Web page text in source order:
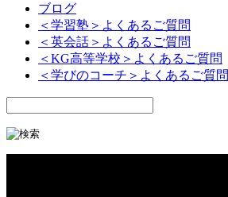
ブログ
＜学習塾＞よくあるご質問
＜英会話＞よくあるご質問
＜KG高等学校＞よくあるご質問
＜学びのコーチ＞よくあるご質問